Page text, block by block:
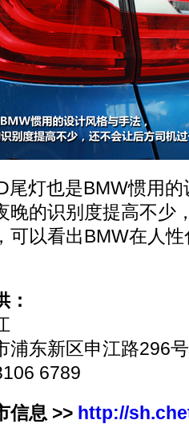
灯也是BMW惯用的
晚的识别度提高不少
可以看出BMW在人
：
东新区申江路296号
6789
信息 >> http://